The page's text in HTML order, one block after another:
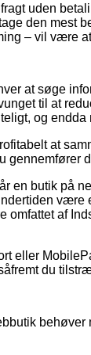
uden
den mest
– vil være
at søge
til at
og
at
gennemfører
en butik på
være
omfattet af
eller
du